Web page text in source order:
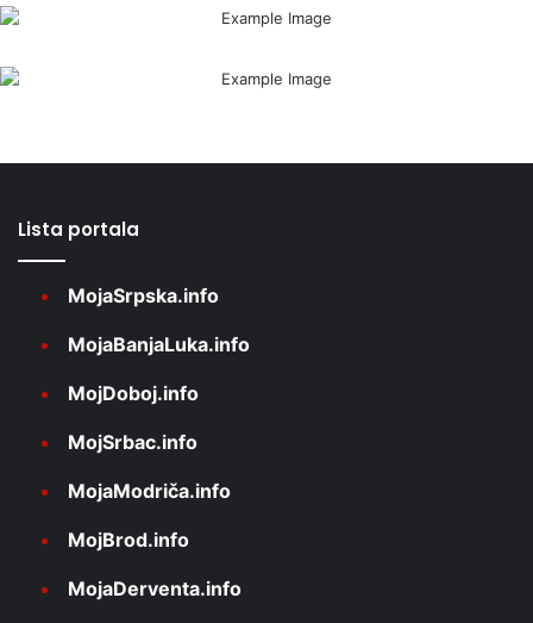
Lista portala
MojaSrpska.info
MojaBanjaLuka.info
MojDoboj.info
MojSrbac.info
MojaModriča.info
MojBrod.info
MojaDerventa.info